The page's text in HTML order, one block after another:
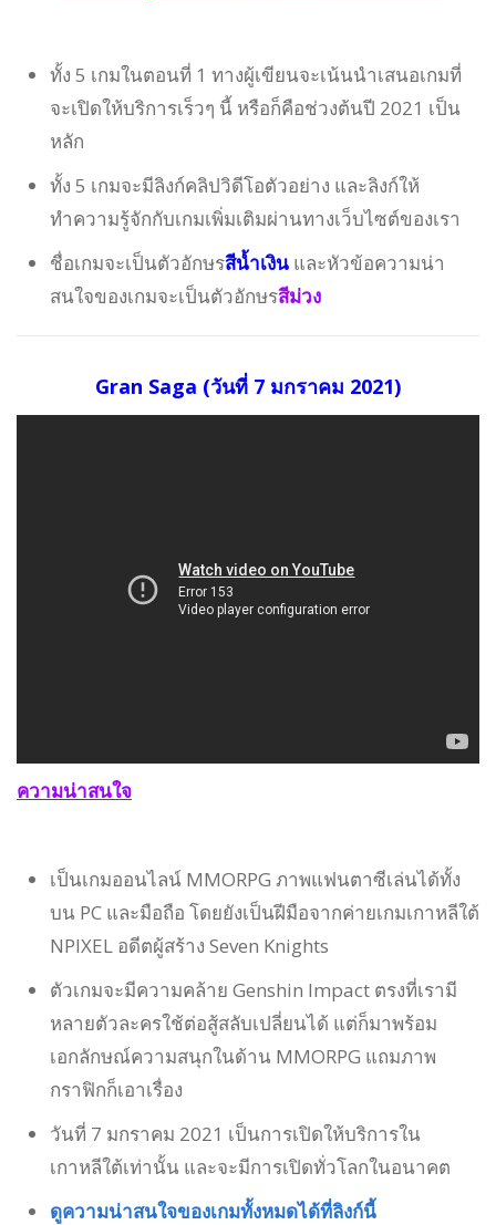
ทั้ง 5 เกมในตอนที่ 1 ทางผู้เขียนจะเน้นนำเสนอเกมที่
จะเปิดให้บริการเร็วๆ นี้ หรือก็คือช่วงต้นปี 2021 เป็น
หลัก
ทั้ง 5 เกมจะมีลิงก์คลิปวิดีโอตัวอย่าง และลิงก์ให้
ทำความรู้จักกับเกมเพิ่มเติมผ่านทางเว็บไซต์ของเรา
ชื่อเกมจะเป็นตัวอักษรสีน้ำเงิน และหัวข้อความน่า
สนใจของเกมจะเป็นตัวอักษรสีม่วง
Gran Saga (วันที่ 7 มกราคม 2021)
ความน่าสนใจ
เป็นเกมออนไลน์ MMORPG ภาพแฟนตาซีเล่นได้ทั้ง
บน PC และมือถือ โดยยังเป็นฝีมือจากค่ายเกมเกาหลีใต้
NPIXEL อดีตผู้สร้าง Seven Knights
ตัวเกมจะมีความคล้าย Genshin Impact ตรงที่เรามี
หลายตัวละครใช้ต่อสู้สลับเปลี่ยนได้ แต่ก็มาพร้อม
เอกลักษณ์ความสนุกในด้าน MMORPG แถมภาพ
กราฟิกก็เอาเรื่อง
วันที่ 7 มกราคม 2021 เป็นการเปิดให้บริการใน
เกาหลีใต้เท่านั้น และจะมีการเปิดทั่วโลกในอนาคต
ดูความน่าสนใจของเกมทั้งหมดได้ที่ลิงก์นี้